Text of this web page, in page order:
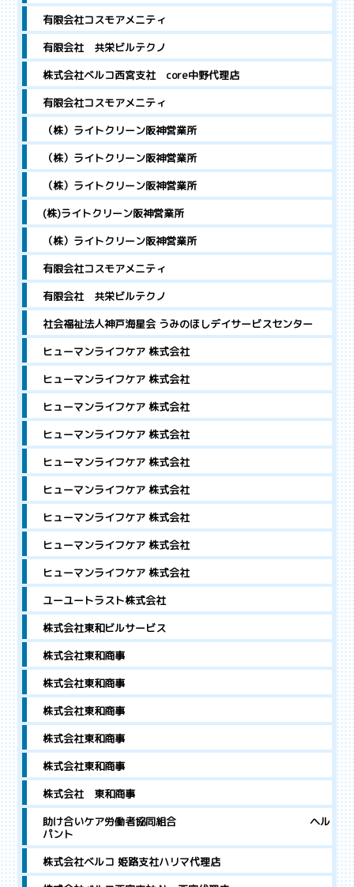
有限会社コスモアメニティ
有限会社 共栄ビルテクノ
株式会社ベルコ西宮支社 core中野代理店
有限会社コスモアメニティ
（株）ライトクリーン阪神営業所
（株）ライトクリーン阪神営業所
（株）ライトクリーン阪神営業所
(株)ライトクリーン阪神営業所
（株）ライトクリーン阪神営業所
有限会社コスモアメニティ
有限会社 共栄ビルテクノ
社会福祉法人神戸海星会 うみのほしデイサービスセンター
ヒューマンライフケア 株式会社
ヒューマンライフケア 株式会社
ヒューマンライフケア 株式会社
ヒューマンライフケア 株式会社
ヒューマンライフケア 株式会社
ヒューマンライフケア 株式会社
ヒューマンライフケア 株式会社
ヒューマンライフケア 株式会社
ヒューマンライフケア 株式会社
ユーユートラスト株式会社
株式会社東和ビルサービス
株式会社東和商事
株式会社東和商事
株式会社東和商事
株式会社東和商事
株式会社東和商事
株式会社 東和商事
助け合いケア労働者協同組合 ヘル
パント
株式会社ベルコ 姫路支社ハリマ代理店